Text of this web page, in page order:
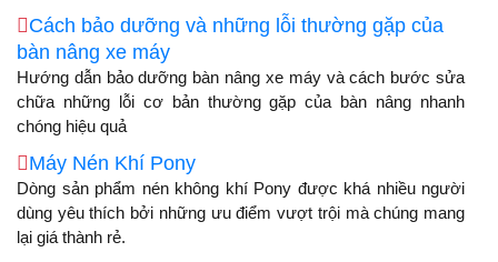
Cách bảo dưỡng và những lỗi thường gặp của
bàn nâng xe máy
Hướng dẫn bảo dưỡng bàn nâng xe máy và cách bước sửa
chữa những lỗi cơ bản thường gặp của bàn nâng nhanh
chóng hiệu quả
Máy Nén Khí Pony
Dòng sản phẩm nén không khí Pony được khá nhiều người
dùng yêu thích bởi những ưu điểm vượt trội mà chúng mang
lại giá thành rẻ.